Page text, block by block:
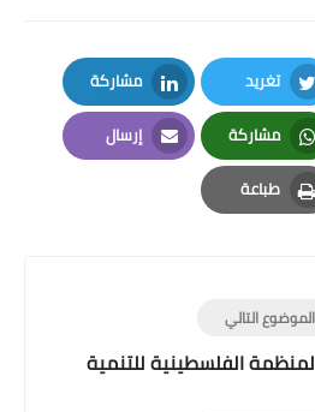
تغريد
Twitter
مشاركة
LinkedIn
مشاركة
Whatsapp
إرسال
Email
طباعة
Print
الموضوع التالي
الفلسطينية للتنمية